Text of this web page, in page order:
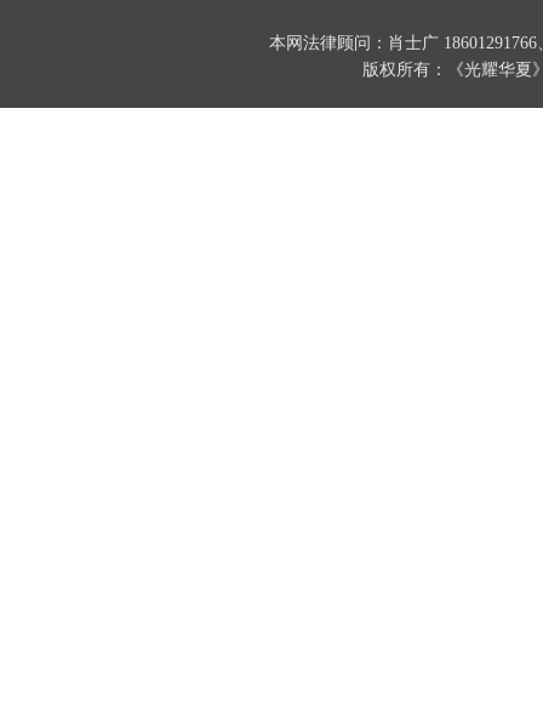
本网法律顾问：肖士广
版权所有：《光耀华夏